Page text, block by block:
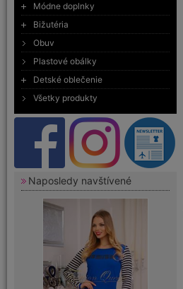
Módne doplnky
Bižutéria
Obuv
Plastové obálky
Detské oblečenie
Všetky produkty
Naposledy navštívené